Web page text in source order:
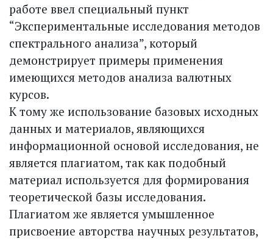
работе ввел специальный пункт
“Экспериментальные исследования методов
спектрального анализа”, который
демонстрирует примеры применения
имеющихся методов анализа валютных
курсов.
К тому же использование базовых исходных
данных и материалов, являющихся
информационной основой исследования, не
является плагиатом, так как подобный
материал используется для формирования
теоретической базы исследования.
Плагиатом же является умышленное
присвоение авторства научных результатов,